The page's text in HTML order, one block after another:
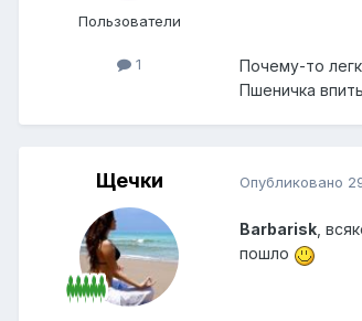
Пользователи
1
Почему-то
Пшеничка
Щечки Опубликовано
Barbarisk ,
пошло